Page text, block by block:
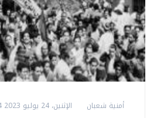
أمنية شعبان الإثنين، 24 يوليو 2023 11:44 ص